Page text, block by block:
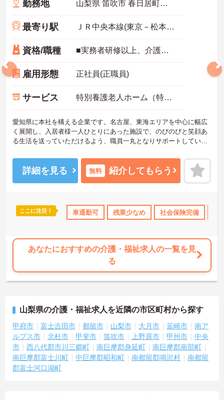
度あり ボーナス・賞与あり 社会保険完備 交通費支給
勤務地 山梨県 笛吹市 春日居町鎮目301番地
最寄り駅 ＪＲ中央本線(東京－松本)「春日居町駅」バス・車3分
資格/職種 ■実務者研修以上、介護福祉士 ※実務経験1年以上
雇用形態 正社員(正職員)
サービス 特別養護老人ホーム（特養）
愛知県に本社を構える企業です。名古屋、東海エリアを中心に幅広
く展開し、入居者様一人ひとりにあった施設で、のびのびと笑顔あ
る生活を送っていただけるよう、職員一丸となりサポートしていま
識を持ったスタッフが在籍し、各セクションの垣根を超えて連携も
しっかりとあり、相談しやすい環境です。現場のICT化も進んでお
り、iPadを使ってケア記録ができるシステムを導入したり、Bluetoo
者様との時間も大切にしていただけます。ご興味のある方は、お気
軽にお問い合わせください。
詳細を見る 無料 紹介してもらう
ここに注目！ 車通勤可 残業少なめ 社会保険完備
あなたにおすすめの介護・福祉求人の一覧を見
る
山梨県の介護・福祉求人を近隣の市区町村から探す
甲府市 富士吉田市 都留市 山梨市 大月市 韮崎市
南ア
ルプス市
北杜市 甲斐市 笛吹市 上野原市 甲州市
中央
市
西八代郡市川三郷町 南巨摩郡身延町
南巨摩郡南部町
南巨摩郡富士川町
中巨摩郡昭和町 南都留郡鳴沢村
南都留
郡富士河口湖町